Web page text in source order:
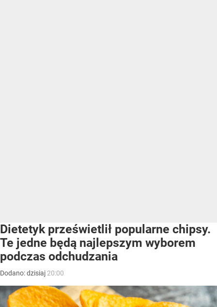
Dietetyk prześwietlił popularne chipsy.
Te jedne będą najlepszym wyborem
podczas odchudzania
Dodano:dzisiaj 20:00